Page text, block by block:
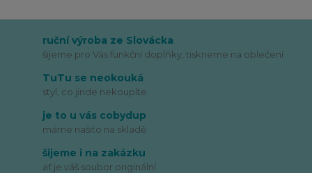
ruční výroba ze Slovácka
šijeme pro Vás funkční doplňky, tiskneme na oblečení
TuTu se neokouká
styl, co jinde nekoupíte
je to u vás cobydup
máme našito na skladě
šijeme i na zakázku
ať je váš soubor originální